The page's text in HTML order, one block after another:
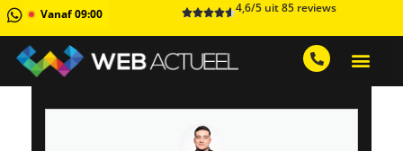
Vanaf 09:00 4,6/5 uit 85 reviews